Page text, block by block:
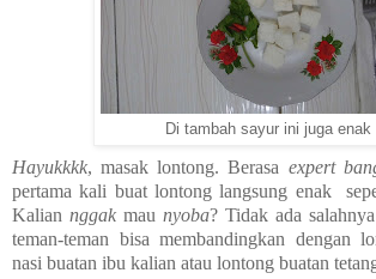
Di tambah sayur ini juga enak
Hayukkkk, masak lontong. Berasa expert
pertama kali buat lontong langsung enak
Kalian nggak mau nyoba? Tidak ada salahnya
teman-teman bisa membandingkan dengan
nasi buatan ibu kalian atau lontong buatan